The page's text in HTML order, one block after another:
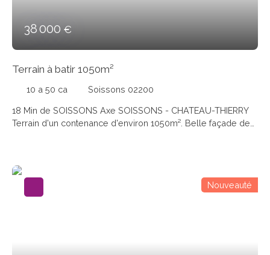
38 000 €
Terrain à batir 1050m²
10 a 50 ca Soissons 02200
18 Min de SOISSONS Axe SOISSONS - CHATEAU-THIERRY
Terrain d'un contenance d'environ 1050m². Belle façade de
Nouveauté